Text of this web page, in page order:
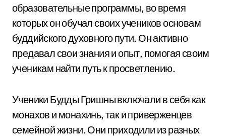
образовательные программы, во время
которых он обучал своих учеников основам
буддийского духовного пути. Он активно
предавал свои знания и опыт, помогая своим
ученикам найти путь к просветлению.
Ученики Будды Гришны включали в себя как
монахов и монахинь, так и приверженцев
семейной жизни. Они приходили из разных